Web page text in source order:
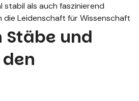
stabil als auch faszinierend
die Leidenschaft für Wissenschaft
und